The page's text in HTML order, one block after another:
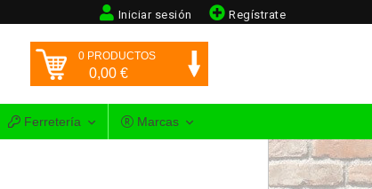
Regístrate
Iniciar sesión
0 PRODUCTOS
0,00 €
Ferretería Marcas